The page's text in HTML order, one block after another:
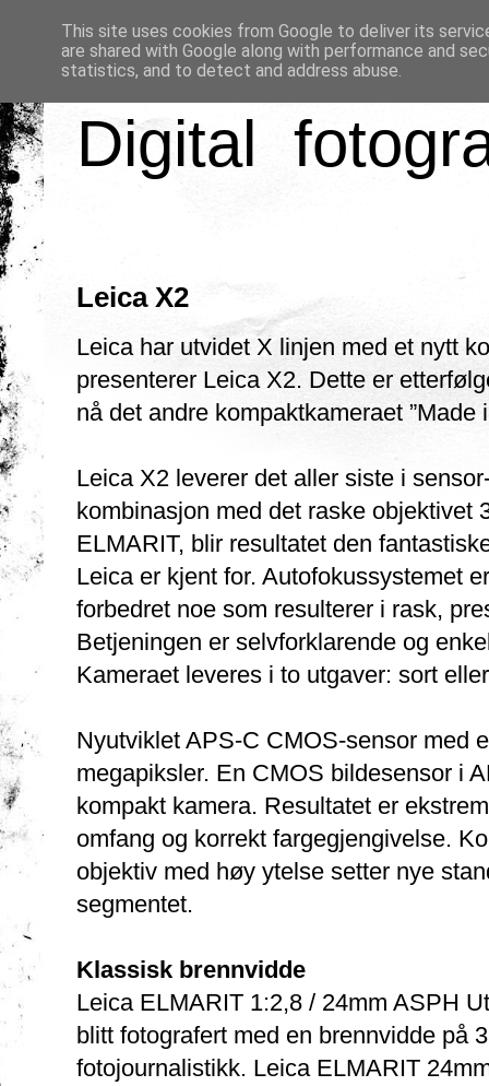
Digital
Leica X2
Leica har utvidet X linjen med et nytt
presenterer Leica X2. Dette er
nå det andre kompaktkameraet ”Made
Leica X2 leverer det aller siste i
kombinasjon med det raske objektivet
ELMARIT, blir resultatet den
Leica er kjent for. Autofokussystemet
forbedret noe som resulterer i rask,
Betjeningen er selvforklarende og
Kameraet leveres i to utgaver: sort
Nyutviklet APS-C CMOS-sensor med
megapiksler. En CMOS bildesensor i
kompakt kamera. Resultatet er
omfang og korrekt fargegjengivelse.
objektiv med høy ytelse setter nye
segmentet.
Klassisk brennvidde
Leica ELMARIT 1:2,8 / 24mm ASPH
blitt fotografert med en brennvidde på
fotojournalistikk. Leica ELMARIT
This site uses cookies from Google to deliver its
are shared with Google along with performance and
statistics, and to detect and address abuse.